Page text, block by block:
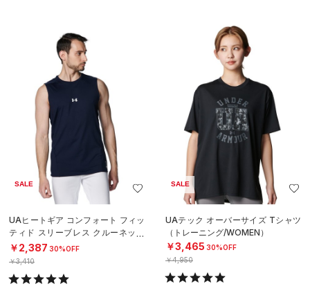
SALE
UAヒートギア コンフォート フィッ
ティド スリーブレス クルーネック
シャツ（ベースボール/MEN）
￥2,387 30%OFF
￥3,410
SALE
UAテック オーバーサイズ Tシャツ
（トレーニング/WOMEN）
￥3,465 30%OFF
￥4,950